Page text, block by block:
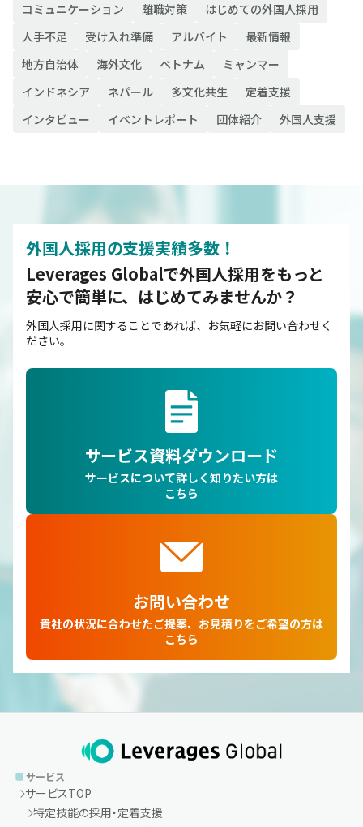
コミュニケーション
離職対策
はじめての外国人採用
人手不足
受け入れ準備 アルバイト
最新情報
地方自治体
海外文化 ベトナム
ミャンマー
インドネシア
ネパール 多文化共生
定着支援
インタビュー
イベントレポート 団体紹介 外国人支援
外国人採用の支援実績多数！
Leverages Globalで外国人採用をもっと
安心で簡単に、はじめてみませんか？
外国人採用に関することであれば、お気軽にお問い合わせく
ださい。
サービス資料ダウンロード
サービスについて詳しく知りたい方は
こちら
お問い合わせ
貴社の状況に合わせたご提案、お見積りをご希望の方は
こちら
サービス
サービスTOP
特定技能の採用・定着支援